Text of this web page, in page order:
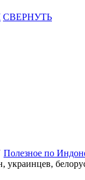
СВЕРНУТЬ
Полезное по
украинцев,